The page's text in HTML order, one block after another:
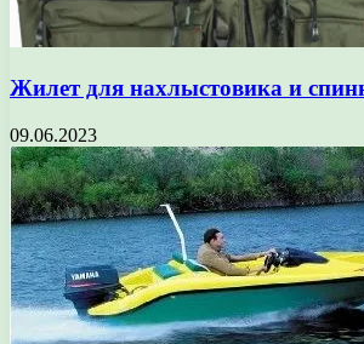
Жилет для нахлыстовика и
09.06.2023